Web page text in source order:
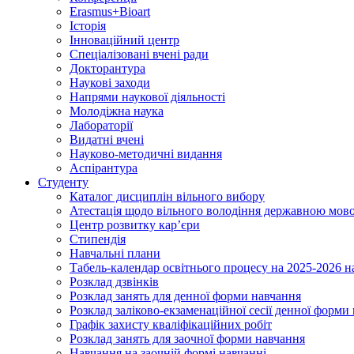
Erasmus+Bioart
Історія
Інноваційний центр
Спеціалізовані вчені ради
Докторантура
Наукові заходи
Напрями наукової діяльності
Молодіжна наука
Лабораторії
Видатні вчені
Науково-методичні видання
Аспірантура
Студенту
Каталог дисциплін вільного вибору
Атестація щодо вільного володіння державною
Центр розвитку кар’єри
Стипендія
Навчальні плани
Табель-календар освітнього процесу на 2025-2026
Розклад дзвінків
Розклад занять для денної форми навчання
Розклад заліково-екзаменаційної сесії денної
Графік захисту кваліфікаційних робіт
Розклад занять для заочної форми навчання